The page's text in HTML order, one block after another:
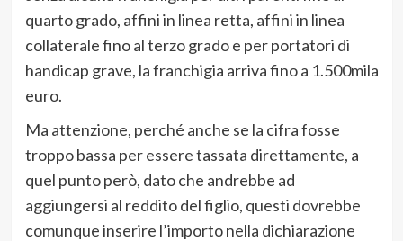
quarto grado, affini in linea retta, affini in linea
collaterale fino al terzo grado e per portatori di
handicap grave, la franchigia arriva fino a 1.500mila
euro.
Ma attenzione, perché anche se la cifra fosse
troppo bassa per essere tassata direttamente, a
quel punto però, dato che andrebbe ad
aggiungersi al reddito del figlio, questi dovrebbe
comunque inserire l’importo nella dichiarazione